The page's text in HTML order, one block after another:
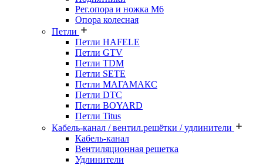
Рег.опора и ножка М6
Опора колесная
Петли
Петли HAFELE
Петли GTV
Петли TDM
Петли SETE
Петли МАГАМАКС
Петли DTC
Петли BOYARD
Петли Titus
Кабель-канал / вентил.решётки / удлинители
Кабель-канал
Вентиляционная решетка
Удлинители